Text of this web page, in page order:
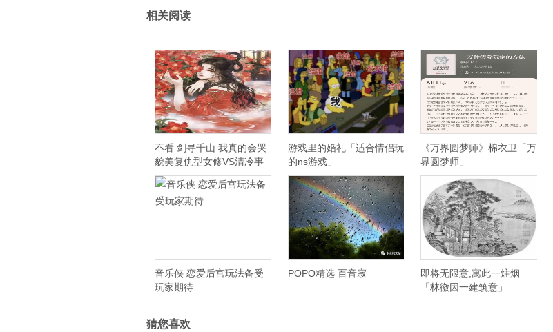
相关阅读
不看 剑寻千山 我真的会哭
貌美复仇型女修VS清冷事
业型小仙君
游戏里的婚礼「适合情侣玩
的ns游戏」
《万界圆梦师》棉衣卫「万
界圆梦师」
音乐侠 恋爱后宫玩法备受
玩家期待
POPO精选 百音寂
即将无限意,寓此一炷烟
「林徽因一建筑意」
猜您喜欢